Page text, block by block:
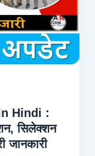
Hindi :
सिलेक्शन
जानकारी